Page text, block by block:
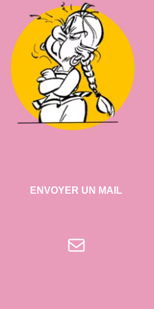
ENVOYER UN MAIL
E-mail